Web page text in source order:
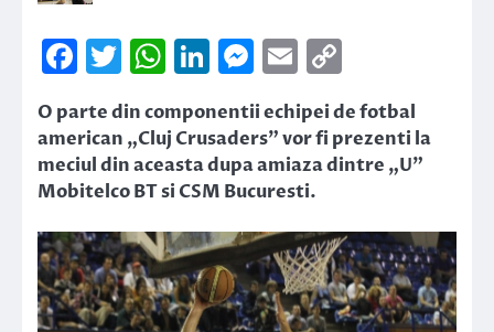
Facebook
Twitter
WhatsApp
LinkedIn
Messenger
Email
Link
O parte din componentii echipei de fotbal
american „Cluj Crusaders” vor fi prezenti la
meciul din aceasta dupa amiaza dintre „U”
Mobitelco BT si CSM Bucuresti.